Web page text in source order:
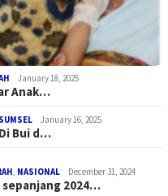
January 18, 2025
Anak…
SUMSEL January 16, 2025
Bui d…
, NASIONAL December 31, 2024
sepanjang 2024…